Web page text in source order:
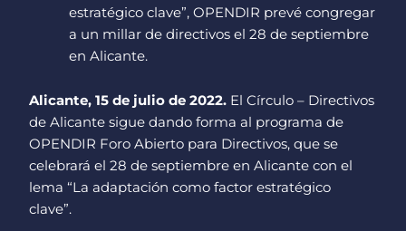
estratégico clave”, OPENDIR prevé congregar
a un millar de directivos el 28 de septiembre
en Alicante.
Alicante, 15 de julio de 2022. El Círculo – Directivos
de Alicante sigue dando forma al programa de
OPENDIR Foro Abierto para Directivos, que se
celebrará el 28 de septiembre en Alicante con el
lema “La adaptación como factor estratégico
clave”.